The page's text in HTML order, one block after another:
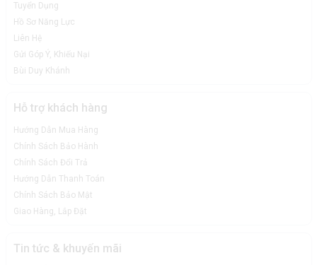
Tuyển Dụng
Hồ Sơ Năng Lực
Liên Hệ
Gửi Góp Ý, Khiếu Nại
Bùi Duy Khánh
Hỗ trợ khách hàng
Hướng Dẫn Mua Hàng
Chính Sách Bảo Hành
Chính Sách Đổi Trả
Hướng Dẫn Thanh Toán
Chính Sách Bảo Mật
Giao Hàng, Lắp Đặt
Tin tức & khuyến mãi